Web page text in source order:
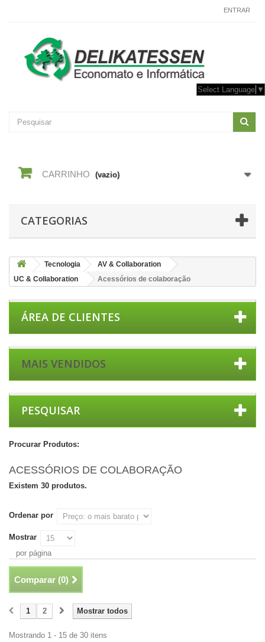
ENTRAR
Select Language ▼
CARRINHO (vazio)
CATEGORIAS
Tecnologia
AV & Collaboration
UC & Collaboration
Acessórios de colaboração
ÁREA DE CLIENTES
MAIS VENDIDOS
PESQUISAR
Procurar Produtos:
ACESSÓRIOS DE COLABORAÇÃO
Existem 30 produtos.
Ordenar por
Mostrar
por página
Comparar (0)
Mostrar todos
1 2
Mostrando 1 - 15 de 30 itens